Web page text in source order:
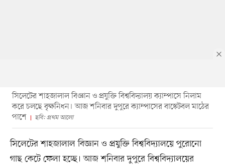
সিলেটের শাহজালাল বিজ্ঞান ও প্রযুক্তি বিশ্ববিদ্যালয় ক্যাম্পাসে নিলাম
করে চলছে বৃক্ষনিধন। আজ শনিবার দুপুরে ক্যাম্পাসের বাস্কেটবল মাঠের
পাশে
ছবি: প্রথম আলো
সিলেটের শাহজালাল বিজ্ঞান ও প্রযুক্তি বিশ্ববিদ্যালয়ে পুরোনো
গাছ কেটে ফেলা হচ্ছে। আজ শনিবার দুপুরে বিশ্ববিদ্যালয়ের